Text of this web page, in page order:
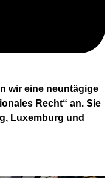
wir eine neuntägige
Recht“ an. Sie
Luxemburg und